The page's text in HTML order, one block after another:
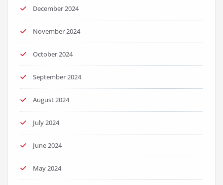
December 2024
November 2024
October 2024
September 2024
August 2024
July 2024
June 2024
May 2024